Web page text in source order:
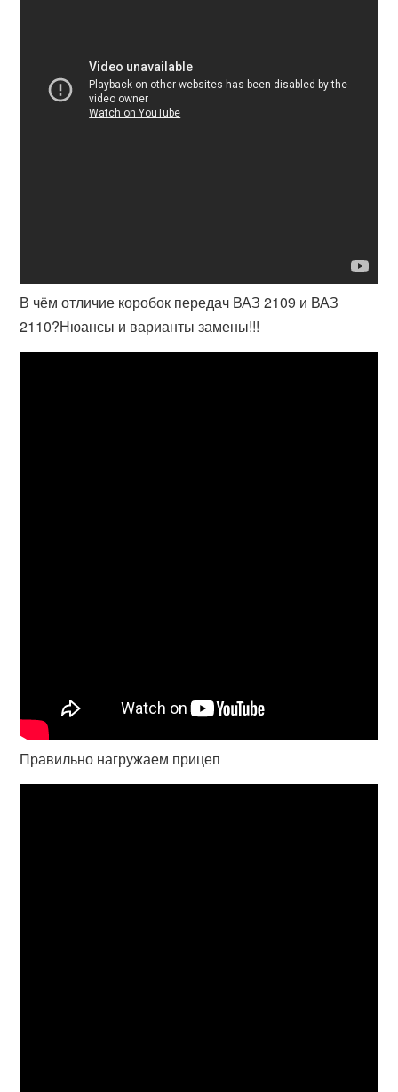
В чём отличие коробок передач ВАЗ 2109 и ВАЗ
2110?Нюансы и варианты замены!!!
Правильно нагружаем прицеп